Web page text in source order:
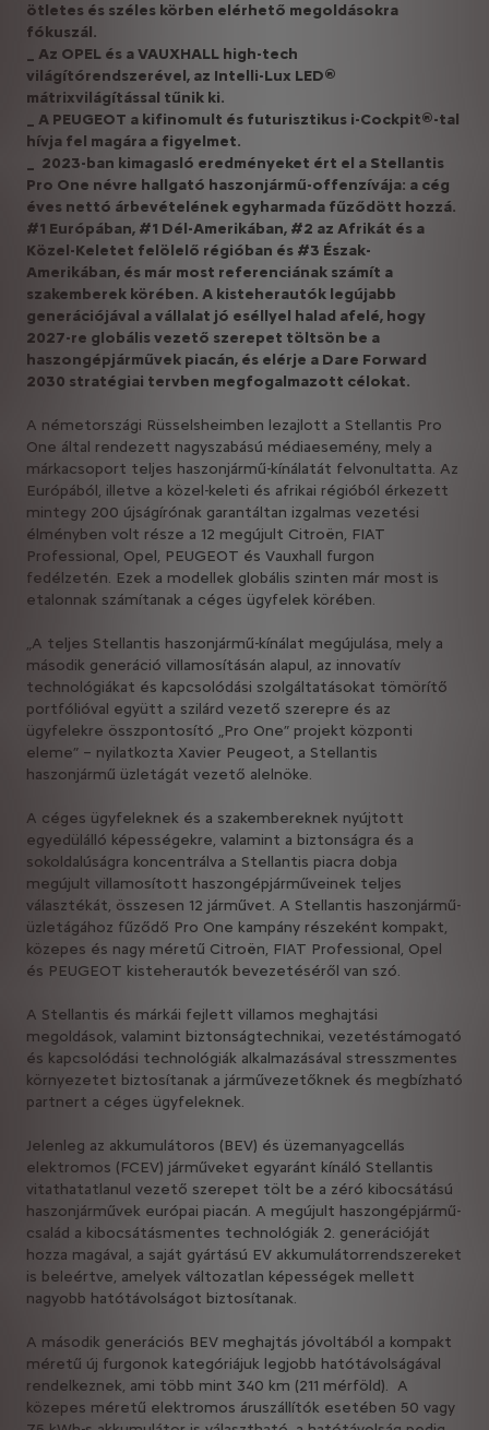
ötletes és széles körben elérhető megoldásokra
fókuszál.
_ Az OPEL és a VAUXHALL high-tech
világítórendszerével, az Intelli-Lux LED®
mátrixvilágítással tűnik ki.
_ A PEUGEOT a kifinomult és futurisztikus i-Cockpit®-tal
hívja fel magára a figyelmet.
_ 2023-ban kimagasló eredményeket ért el a Stellantis
Pro One névre hallgató haszonjármű-offenzívája: a cég
éves nettó árbevételének egyharmada fűződött hozzá.
#1 Európában, #1 Dél-Amerikában, #2 az Afrikát és a
Közel-Keletet felölelő régióban és #3 Észak-
Amerikában, és már most referenciának számít a
szakemberek körében. A kisteherautók legújabb
generációjával a vállalat jó eséllyel halad afelé, hogy
2027-re globális vezető szerepet töltsön be a
haszongépjárművek piacán, és elérje a Dare Forward
2030 stratégiai tervben megfogalmazott célokat.
A németországi Rüsselsheimben lezajlott a Stellantis Pro
One által rendezett nagyszabású médiaesemény, mely a
márkacsoport teljes haszonjármű-kínálatát felvonultatta. Az
Európából, illetve a közel-keleti és afrikai régióból érkezett
mintegy 200 újságírónak garantáltan izgalmas vezetési
élményben volt része a 12 megújult Citroën, FIAT
Professional, Opel, PEUGEOT és Vauxhall furgon
fedélzetén. Ezek a modellek globális szinten már most is
etalonnak számítanak a céges ügyfelek körében.
„A teljes Stellantis haszonjármű-kínálat megújulása, mely a
második generáció villamosításán alapul, az innovatív
technológiákat és kapcsolódási szolgáltatásokat tömörítő
portfólióval együtt a szilárd vezető szerepre és az
ügyfelekre összpontosító „Pro One” projekt központi
eleme” – nyilatkozta Xavier Peugeot, a Stellantis
haszonjármű üzletágát vezető alelnöke.
A céges ügyfeleknek és a szakembereknek nyújtott
egyedülálló képességekre, valamint a biztonságra és a
sokoldalúságra koncentrálva a Stellantis piacra dobja
megújult villamosított haszongépjárműveinek teljes
választékát, összesen 12 járművet. A Stellantis haszonjármű-
üzletágához fűződő Pro One kampány részeként kompakt,
közepes és nagy méretű Citroën, FIAT Professional, Opel
és PEUGEOT kisteherautók bevezetéséről van szó.
A Stellantis és márkái fejlett villamos meghajtási
megoldások, valamint biztonságtechnikai, vezetéstámogató
és kapcsolódási technológiák alkalmazásával stresszmentes
környezetet biztosítanak a járművezetőknek és megbízható
partnert a céges ügyfeleknek.
Jelenleg az akkumulátoros (BEV) és üzemanyagcellás
elektromos (FCEV) járműveket egyaránt kínáló Stellantis
vitathatatlanul vezető szerepet tölt be a zéró kibocsátású
haszonjárművek európai piacán. A megújult haszongépjármű-
család a kibocsátásmentes technológiák 2. generációját
hozza magával, a saját gyártású EV akkumulátorrendszereket
is beleértve, amelyek változatlan képességek mellett
nagyobb hatótávolságot biztosítanak.
A második generációs BEV meghajtás jóvoltából a kompakt
méretű új furgonok kategóriájuk legjobb hatótávolságával
rendelkeznek, ami több mint 340 km (211 mérföld). A
közepes méretű elektromos áruszállítók esetében 50 vagy